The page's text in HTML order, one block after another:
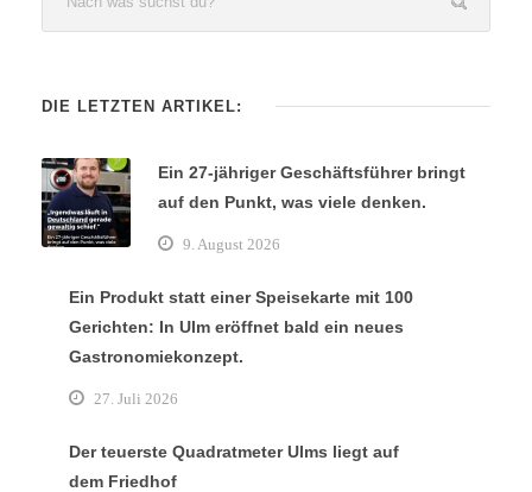
DIE LETZTEN ARTIKEL:
Ein 27-jähriger Geschäftsführer bringt
auf den Punkt, was viele denken.
9. August 2026
Ein Produkt statt einer Speisekarte mit 100
Gerichten: In Ulm eröffnet bald ein neues
Gastronomiekonzept.
27. Juli 2026
Der teuerste Quadratmeter Ulms liegt auf
dem Friedhof